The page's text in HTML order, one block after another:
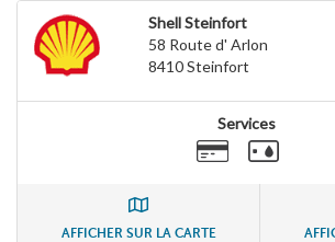
Shell Steinfort
58 Route d' Arlon
8410Steinfort
Services
AFFICHER SUR LA CARTE